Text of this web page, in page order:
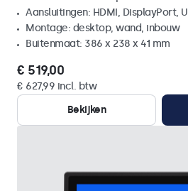
Aansluitingen: HDMI, DisplayPort,
Montage: desktop, wand, inbouw
Buitenmaat: 386 x 238 x 41 mm
€ 519,00
€ 627,99 incl. btw
Bekijken